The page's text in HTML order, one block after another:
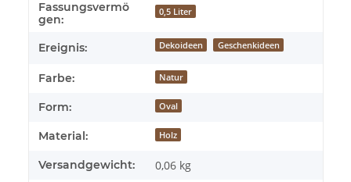
Produkteigenschaft
Wert
Fassungsvermö
gen:
0,5 Liter
Ereignis: Dekoideen Geschenkideen
Farbe: Natur
Form: Oval
Material: Holz
Versandgewicht: 0,06 kg